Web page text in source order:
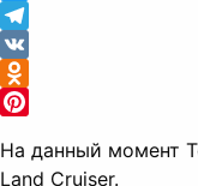
Twitter
Telegram
VK
Odnoklassniki
На данный момент
Land Cruiser.